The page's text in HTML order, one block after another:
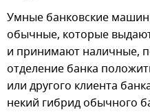
Умные банковские
обычные, которые
и принимают наличные,
отделение банка
или другого клиента
некий гибрид обычного